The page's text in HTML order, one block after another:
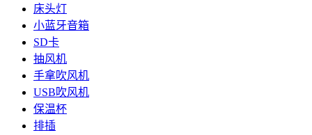
床头灯
小蓝牙音箱
SD卡
抽风机
手拿吹风机
USB吹风机
保温杯
排插